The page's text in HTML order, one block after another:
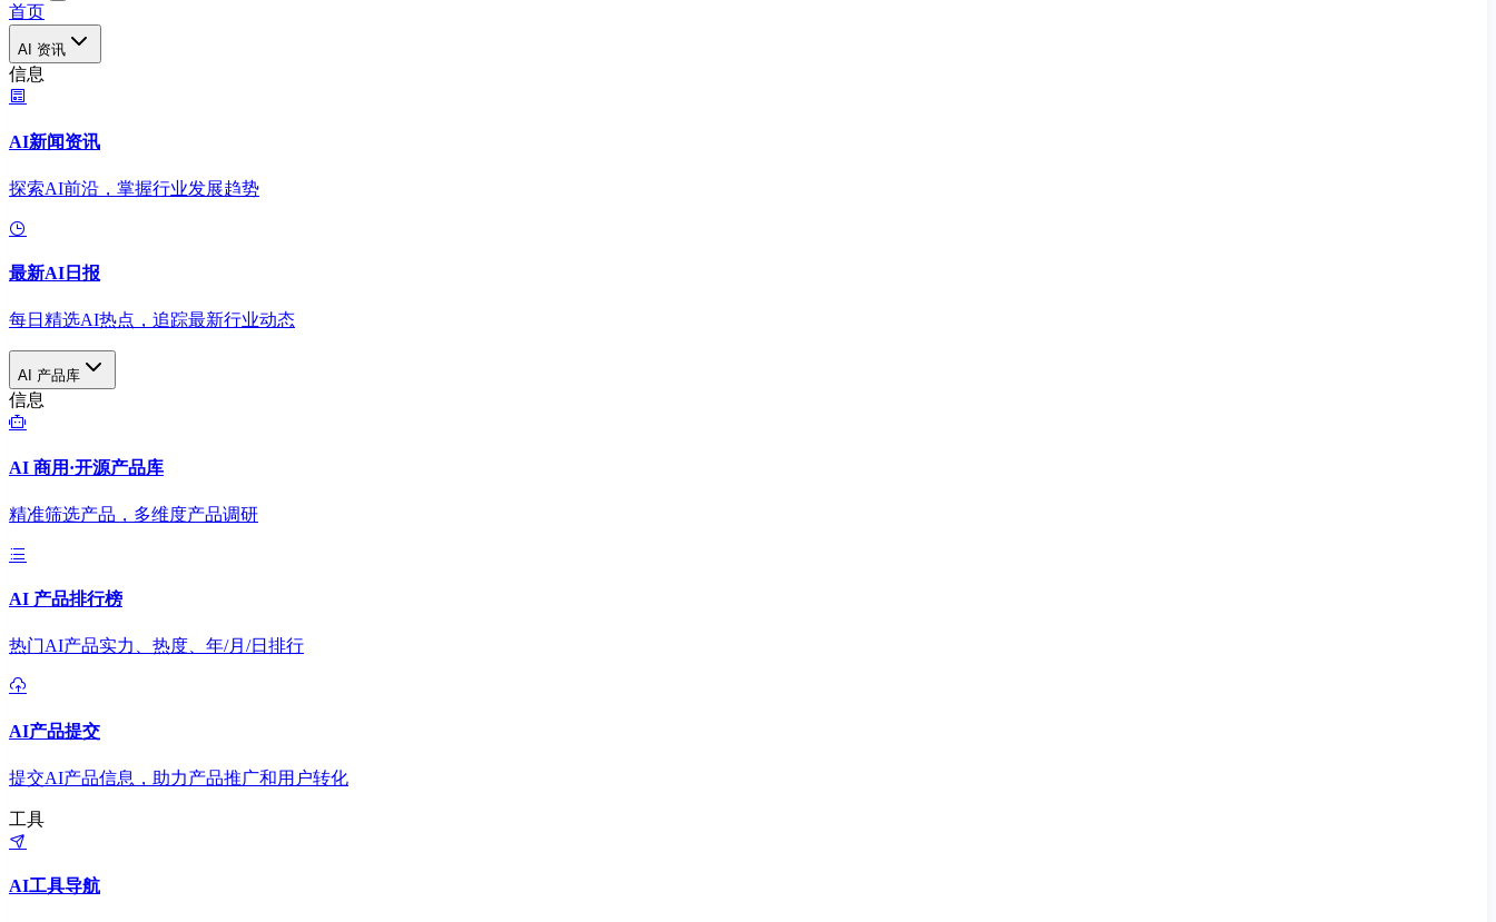
首页
AI 资讯
信息
AI新闻资讯
探索AI前沿，掌握行业发展趋势
最新AI日报
每日精选AI热点，追踪最新行业动态
AI 产品库
信息
AI 商用·开源产品库
精准筛选产品，多维度产品调研
AI 产品排行榜
热门AI产品实力、热度、年/月/日排行
AI产品提交
提交AI产品信息，助力产品推广和用户转化
工具
AI工具导航